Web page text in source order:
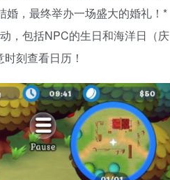
婚，最终举办一场盛大的婚礼！*
，包括NPC的生日和海洋日（庆
刻查看日历！